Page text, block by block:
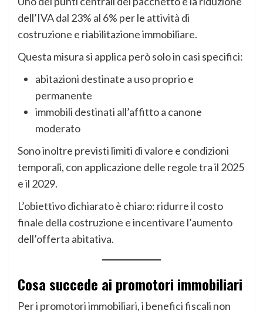
dell’IVA dal 23% al 6% per le attività di
costruzione e riabilitazione immobiliare.
Questa misura si applica però solo in casi specifici:
abitazioni destinate a uso proprio e
permanente
immobili destinati all’affitto a canone
moderato
Sono inoltre previsti limiti di valore e condizioni
temporali, con applicazione delle regole tra il 2025
e il 2029.
L’obiettivo dichiarato è chiaro: ridurre il costo
finale della costruzione e incentivare l’aumento
dell’offerta abitativa.
Cosa succede ai promotori immobiliari
Per i promotori immobiliari, i benefici fiscali non